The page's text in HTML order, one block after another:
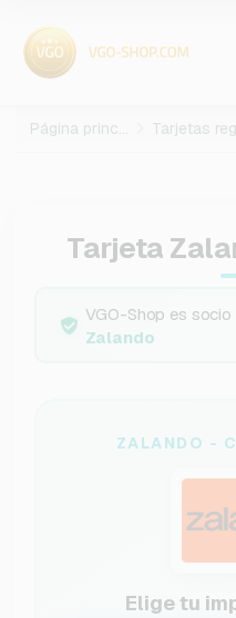
Página principal
Tarjeta
VGO-Shop es
Zalando
ZALANDO -
Elige tu